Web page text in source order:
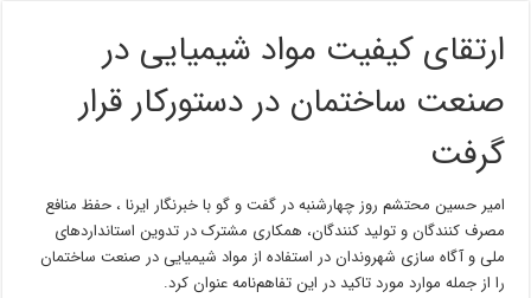
ارتقای کیفیت مواد شیمیایی در
صنعت ساختمان در دستورکار قرار
گرفت
امیر حسین محتشم روز چهارشنبه در گفت و گو با خبرنگار ایرنا ، حفظ منافع
مصرف کنندگان و تولید کنندگان، همکاری مشترک در تدوین استانداردهای
ملی و آگاه سازی شهروندان در استفاده از مواد شیمیایی در صنعت ساختمان‌
را از جمله موارد مورد تاکید در این تفاهم‌نامه عنوان کرد.